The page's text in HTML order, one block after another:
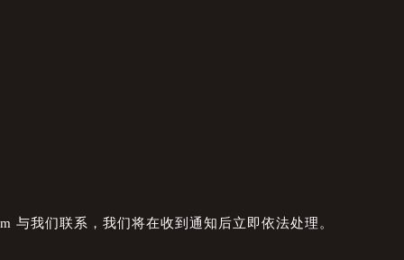
与我们联系，我们将在收到通知后立即依法处理。